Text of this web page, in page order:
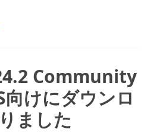
Community
けにダウンロ
ました